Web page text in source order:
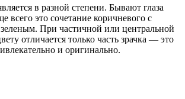
в разной степени. Бывают глаза
всего это сочетание коричневого с
При частичной или центральной
отличается только часть зрачка — это
и оригинально.